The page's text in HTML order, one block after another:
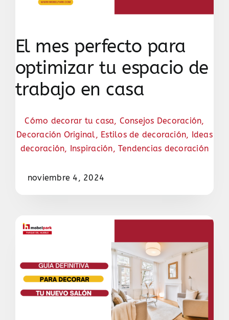
El mes perfecto para
optimizar tu espacio de
trabajo en casa
Cómo decorar tu casa, Consejos Decoración,
Decoración Original, Estilos de decoración, Ideas
decoración, Inspiración, Tendencias decoración
noviembre 4, 2024